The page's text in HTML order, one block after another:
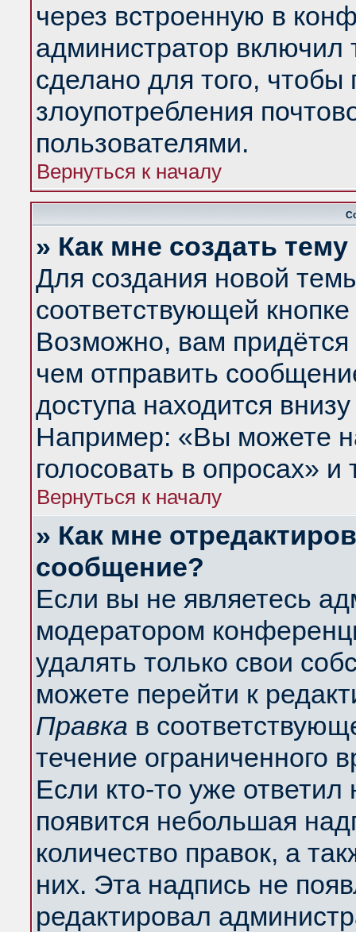
через встроенную в
администратор
сделано для того, чтобы
злоупотребления
пользователями.
Вернуться к началу
» Как мне создать
Для создания новой
соответствующей
Возможно, вам придётся
чем отправить
доступа находится
Например: «Вы можете
голосовать в опросах» и
Вернуться к началу
» Как мне
сообщение?
Если вы не являетесь
модератором
удалять только свои
можете перейти к
Правка в
течение ограниченного
Если кто-то уже
появится небольшая
количество правок, а
них. Эта надпись не
редактировал